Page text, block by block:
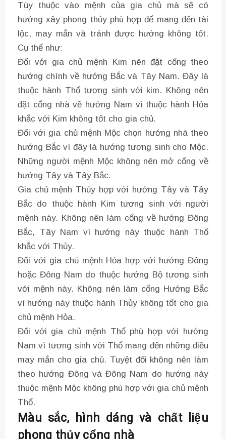
Tùy thuộc vào mệnh của gia chủ mà sẽ có
hướng xây phong thủy phù hợp để mang đến tài
lộc, may mắn và tránh được hướng không tốt.
Cụ thể như:
Đối với gia chủ mệnh Kim nên đặt cổng theo
hướng chính về hướng Bắc và Tây Nam. Đây là
thuộc hành Thổ tương sinh với kim. Không nên
đặt cổng nhà về hướng Nam vì thuộc hành Hỏa
khắc với Kim không tốt cho gia chủ.
Đối với gia chủ mệnh Mộc chọn hướng nhà theo
hướng Bắc vì đây là hướng tương sinh cho Mộc.
Những người mệnh Mộc không nên mở cổng về
hướng Tây và Tây Bắc.
Gia chủ mệnh Thủy hợp với hướng Tây và Tây
Bắc do thuộc hành Kim tương sinh với người
mệnh này. Không nên làm cổng về hướng Đông
Bắc, Tây Nam vì hướng này thuộc hành Thổ
khắc với Thủy.
Đối với gia chủ mệnh Hỏa hợp với hướng Đông
hoặc Đông Nam do thuộc hướng Bộ tương sinh
với mệnh này. Không nên làm cổng Hướng Bắc
vì hướng này thuộc hành Thủy không tốt cho gia
chủ mệnh Hỏa.
Đối với gia chủ mệnh Thổ phù hợp với hướng
Nam vì tương sinh với Thổ mang đến những điều
may mắn cho gia chủ. Tuyệt đối không nên làm
theo hướng Đông và Đông Nam do hướng này
thuộc mệnh Mộc không phù hợp với gia chủ mệnh
Thổ.
Màu sắc, hình dáng và chất liệu
phong thủy cổng nhà